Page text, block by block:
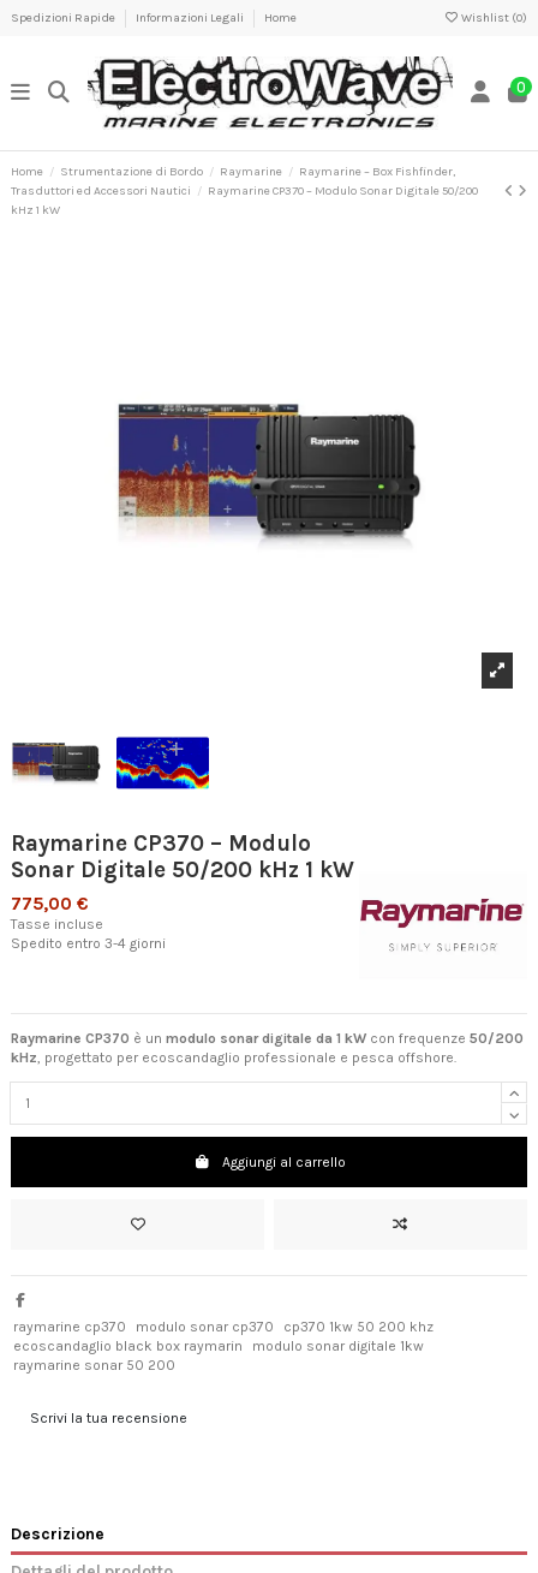
Spedizioni Rapide Informazioni Legali Home Wishlist (0)
0
Home Strumentazione di Bordo Raymarine
Raymarine – Box Fishfinder,
Trasduttori ed Accessori Nautici
Raymarine CP370 – Modulo Sonar Digitale 50/200
kHz 1 kW
Raymarine CP370 – Modulo
Sonar Digitale 50/200 kHz 1 kW
775,00 €
Tasse incluse
Spedito entro 3-4 giorni
Raymarine CP370 è un modulo sonar digitale da 1 kW con frequenze 50/200
kHz, progettato per ecoscandaglio professionale e pesca offshore.
Aggiungi al carrello
raymarine cp370 modulo sonar cp370
cp370 1kw 50 200 khz
ecoscandaglio black box raymarin
modulo sonar digitale 1kw
raymarine sonar 50 200
Scrivi la tua recensione
Descrizione